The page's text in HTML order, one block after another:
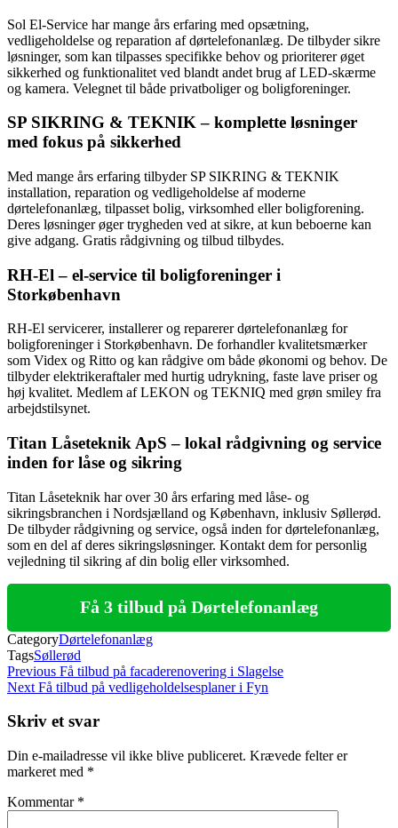
Sol El-Service har mange års erfaring med opsætning,
vedligeholdelse og reparation af dørtelefonanlæg. De tilbyder sikre
løsninger, som kan tilpasses specifikke behov og prioriterer øget
sikkerhed og funktionalitet ved blandt andet brug af LED-skærme
og kamera. Velegnet til både privatboliger og boligforeninger.
SP SIKRING & TEKNIK – komplette løsninger
med fokus på sikkerhed
Med mange års erfaring tilbyder SP SIKRING & TEKNIK
installation, reparation og vedligeholdelse af moderne
dørtelefonanlæg, tilpasset bolig, virksomhed eller boligforening.
Deres løsninger øger trygheden ved at sikre, at kun beboerne kan
give adgang. Gratis rådgivning og tilbud tilbydes.
RH-El – el-service til boligforeninger i
Storkøbenhavn
RH-El servicerer, installerer og reparerer dørtelefonanlæg for
boligforeninger i Storkøbenhavn. De forhandler kvalitetsmærker
som Videx og Ritto og kan rådgive om både økonomi og behov. De
tilbyder elektrikeraftaler med hurtig udrykning, faste lave priser og
høj kvalitet. Medlem af LEKON og TEKNIQ med grøn smiley fra
arbejdstilsynet.
Titan Låseteknik ApS – lokal rådgivning og service
inden for låse og sikring
Titan Låseteknik har over 30 års erfaring med låse- og
sikringsbranchen i Nordsjælland og København, inklusiv Søllerød.
De tilbyder rådgivning og service, også inden for dørtelefonanlæg,
som en del af deres sikringsløsninger. Kontakt dem for personlig
vejledning til sikring af din bolig eller virksomhed.
Få 3 tilbud på Dørtelefonanlæg
CategoryDørtelefonanlæg
TagsSøllerød
Indlægsnavigation
Previous
Post
Previous Få tilbud på facaderenovering i Slagelse
Next
Next Få tilbud på vedligeholdelsesplaner i Fyn
Skriv et svar
Din e-mailadresse vil ikke blive publiceret. Krævede felter er
markeret med *
Kommentar *